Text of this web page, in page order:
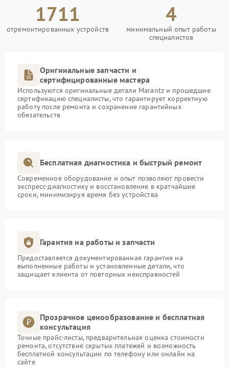
1711
отремонтированных устройств
4
минимальный опыт работы
специалистов
Оригинальные запчасти и
сертифицированные мастера
Используются оригинальные детали Marantz и прошедшие
сертификацию специалисты, что гарантирует корректную
работу после ремонта и сохранение гарантийных
обязательств
Бесплатная диагностика и быстрый ремонт
Современное оборудование и опыт позволяют провести
экспресс-диагностику и восстановление в кратчайшие
сроки, минимизируя время без устройства
Гарантия на работы и запчасти
Предоставляется документированная гарантия на
выполненные работы и установленные детали, что
защищает клиента от повторных неисправностей
Прозрачное ценообразование и бесплатная
консультация
Точные прайс-листы, предварительная оценка стоимости
ремонта, отсутствие скрытых платежей и возможность
бесплатной консультации по телефону или онлайн на
сайте